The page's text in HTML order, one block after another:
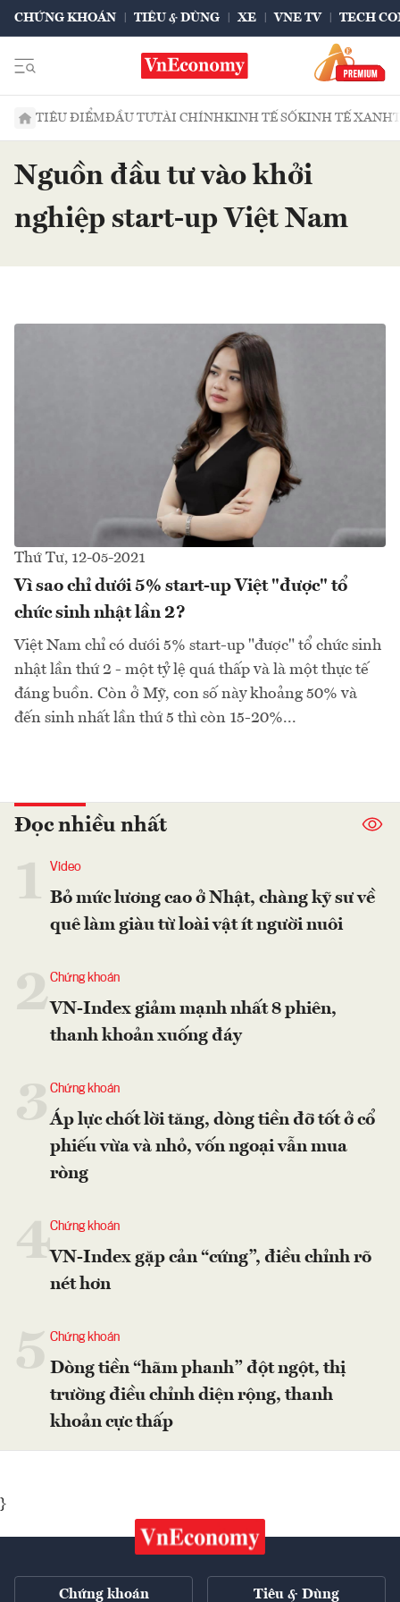
CHỨNG KHOÁN TIÊU & DÙNG XE VNE TV TECH
TIÊU ĐIỂMĐẦU TƯTÀI CHÍNHKINH TẾ SỐKINH TẾ XANH
Nguồn đầu tư vào khởi
nghiệp start-up Việt Nam
Thứ Tư, 12-05-2021
Vì sao chỉ dưới 5% start-up Việt "được" tổ
chức sinh nhật lần 2?
Việt Nam chỉ có dưới 5% start-up "được" tổ chức sinh
nhật lần thứ 2 - một tỷ lệ quá thấp và là một thực tế
đáng buồn. Còn ở Mỹ, con số này khoảng 50% và
đến sinh nhất lần thứ 5 thì còn 15-20%...
Đọc nhiều nhất
Video
Bỏ mức lương cao ở Nhật, chàng kỹ sư về
quê làm giàu từ loài vật ít người nuôi
2Chứng khoán
VN-Index giảm mạnh nhất 8 phiên,
thanh khoản xuống đáy
Chứng khoán
Áp lực chốt lời tăng, dòng tiền đỡ tốt ở cổ
phiếu vừa và nhỏ, vốn ngoại vẫn mua
ròng
4Chứng khoán
VN-Index gặp cản “cứng”, điều chỉnh rõ
nét hơn
Chứng khoán
Dòng tiền “hãm phanh” đột ngột, thị
trường điều chỉnh diện rộng, thanh
khoản cực thấp
}
Chứng khoán Tiêu & Dùng